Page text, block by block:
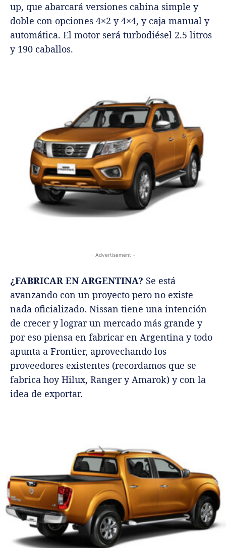
up, que abarcará versiones cabina simple y
doble con opciones 4×2 y 4×4, y caja manual y
automática. El motor será turbodiésel 2.5 litros
y 190 caballos.
- Advertisement -
¿FABRICAR EN ARGENTINA? Se está
avanzando con un proyecto pero no existe
nada oficializado. Nissan tiene una intención
de crecer y lograr un mercado más grande y
por eso piensa en fabricar en Argentina y todo
apunta a Frontier, aprovechando los
proveedores existentes (recordamos que se
fabrica hoy Hilux, Ranger y Amarok) y con la
idea de exportar.